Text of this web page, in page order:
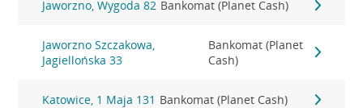
Jaworzno, Wygoda 82 Bankomat (Planet Cash)
Jaworzno Szczakowa,
Jagiellońska 33
Bankomat (Planet
Cash)
Katowice, 1 Maja 131 Bankomat (Planet Cash)